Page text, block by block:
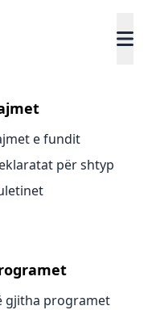
e fundit
për shtyp
gjitha programet